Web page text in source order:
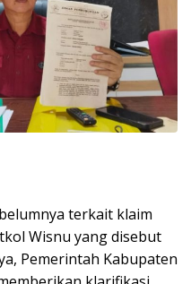
terkait klaim
Wisnu yang disebut
Pemerintah Kabupaten